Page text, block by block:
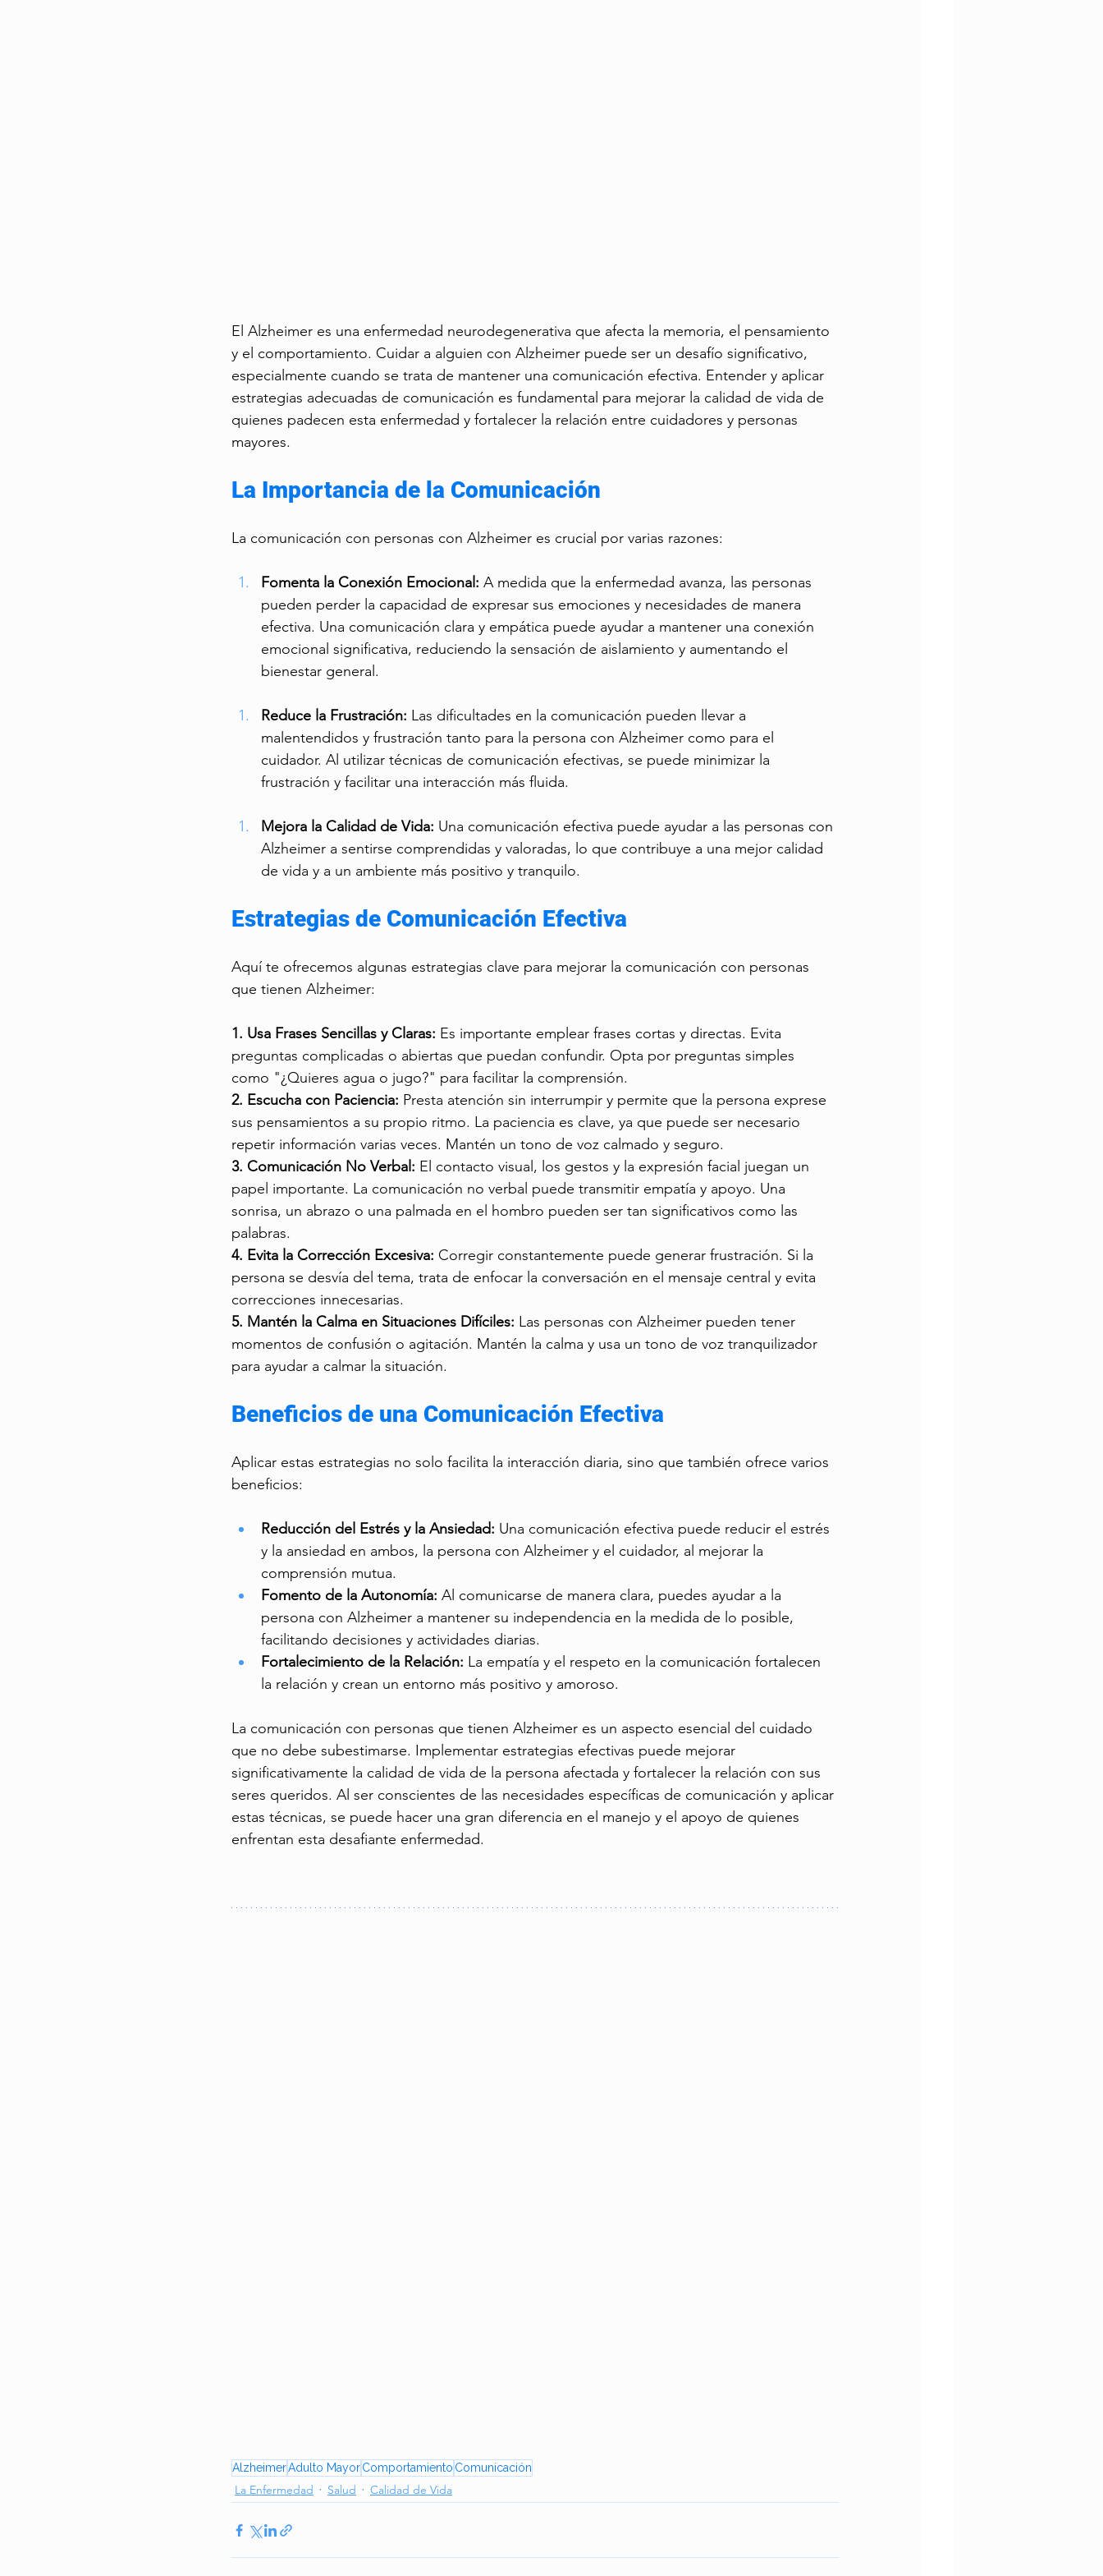
El Alzheimer es una enfermedad neurodegenerativa que afecta la memoria, el pensamiento
y el comportamiento. Cuidar a alguien con Alzheimer puede ser un desafío significativo,
especialmente cuando se trata de mantener una comunicación efectiva. Entender y aplicar
estrategias adecuadas de comunicación es fundamental para mejorar la calidad de vida de
quienes padecen esta enfermedad y fortalecer la relación entre cuidadores y personas
mayores.
La Importancia de la Comunicación
La comunicación con personas con Alzheimer es crucial por varias razones:
Fomenta la Conexión Emocional: A medida que la enfermedad avanza, las personas
pueden perder la capacidad de expresar sus emociones y necesidades de manera
efectiva. Una comunicación clara y empática puede ayudar a mantener una conexión
emocional significativa, reduciendo la sensación de aislamiento y aumentando el
bienestar general.
Reduce la Frustración: Las dificultades en la comunicación pueden llevar a
malentendidos y frustración tanto para la persona con Alzheimer como para el
cuidador. Al utilizar técnicas de comunicación efectivas, se puede minimizar la
frustración y facilitar una interacción más fluida.
Mejora la Calidad de Vida: Una comunicación efectiva puede ayudar a las personas con
Alzheimer a sentirse comprendidas y valoradas, lo que contribuye a una mejor calidad
de vida y a un ambiente más positivo y tranquilo.
Estrategias de Comunicación Efectiva
Aquí te ofrecemos algunas estrategias clave para mejorar la comunicación con personas
que tienen Alzheimer:
1. Usa Frases Sencillas y Claras: Es importante emplear frases cortas y directas. Evita
preguntas complicadas o abiertas que puedan confundir. Opta por preguntas simples
como "¿Quieres agua o jugo?" para facilitar la comprensión.
2. Escucha con Paciencia: Presta atención sin interrumpir y permite que la persona exprese
sus pensamientos a su propio ritmo. La paciencia es clave, ya que puede ser necesario
repetir información varias veces. Mantén un tono de voz calmado y seguro.
3. Comunicación No Verbal: El contacto visual, los gestos y la expresión facial juegan un
papel importante. La comunicación no verbal puede transmitir empatía y apoyo. Una
sonrisa, un abrazo o una palmada en el hombro pueden ser tan significativos como las
palabras.
4. Evita la Corrección Excesiva: Corregir constantemente puede generar frustración. Si la
persona se desvía del tema, trata de enfocar la conversación en el mensaje central y evita
correcciones innecesarias.
5. Mantén la Calma en Situaciones Difíciles: Las personas con Alzheimer pueden tener
momentos de confusión o agitación. Mantén la calma y usa un tono de voz tranquilizador
para ayudar a calmar la situación.
Beneficios de una Comunicación Efectiva
Aplicar estas estrategias no solo facilita la interacción diaria, sino que también ofrece varios
beneficios:
Reducción del Estrés y la Ansiedad: Una comunicación efectiva puede reducir el estrés
y la ansiedad en ambos, la persona con Alzheimer y el cuidador, al mejorar la
comprensión mutua.
Fomento de la Autonomía: Al comunicarse de manera clara, puedes ayudar a la
persona con Alzheimer a mantener su independencia en la medida de lo posible,
facilitando decisiones y actividades diarias.
Fortalecimiento de la Relación: La empatía y el respeto en la comunicación fortalecen
la relación y crean un entorno más positivo y amoroso.
La comunicación con personas que tienen Alzheimer es un aspecto esencial del cuidado
que no debe subestimarse. Implementar estrategias efectivas puede mejorar
significativamente la calidad de vida de la persona afectada y fortalecer la relación con sus
seres queridos. Al ser conscientes de las necesidades específicas de comunicación y aplicar
estas técnicas, se puede hacer una gran diferencia en el manejo y el apoyo de quienes
enfrentan esta desafiante enfermedad.
AlzheimerAdulto MayorComportamiento Comunicación
La Enfermedad Salud Calidad de Vida